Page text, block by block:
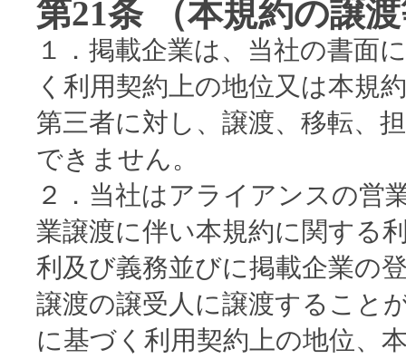
第21条 （本規約の譲
１．掲載企業は、当社の書面
く利用契約上の地位又は本規
第三者に対し、譲渡、移転、
できません。
２．当社はアライアンスの営
業譲渡に伴い本規約に関する
利及び義務並びに掲載企業の
譲渡の譲受人に譲渡すること
に基づく利用契約上の地位、